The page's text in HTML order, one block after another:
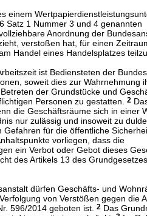
einem
Satz 1 Nummer 3 und 4 genannten
Anordnung der
verstoßen hat, für einen
Handel eines Handelsplatzes
ist Bediensteten der
soweit dies zur Wahrnehmung
der Grundstücke und
Personen zu gestatten.2
die Geschäftsräume sich in einer
nur zulässig und insoweit zu
Gefahren für die öffentliche
vorliegen, dass die
ein Verbot oder Gebot dieses
des Artikels 13 des
dürfen Geschäfts- und
von Verstößen gegen die
596/2014 geboten ist.2 Das